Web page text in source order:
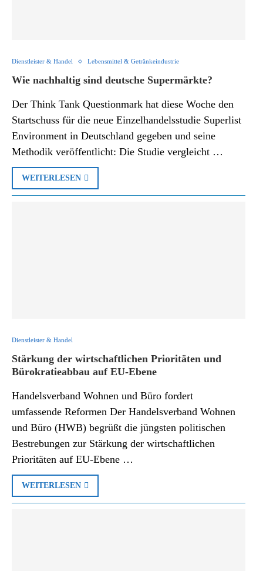
Dienstleister & Handel Lebensmittel & Getränkeindustrie
Wie nachhaltig sind deutsche Supermärkte?
Der Think Tank Questionmark hat diese Woche den
Startschuss für die neue Einzelhandelsstudie Superlist
Environment in Deutschland gegeben und seine
Methodik veröffentlicht: Die Studie vergleicht …
WEITERLESEN
Dienstleister & Handel
Stärkung der wirtschaftlichen Prioritäten und
Bürokratieabbau auf EU-Ebene
Handelsverband Wohnen und Büro fordert
umfassende Reformen Der Handelsverband Wohnen
und Büro (HWB) begrüßt die jüngsten politischen
Bestrebungen zur Stärkung der wirtschaftlichen
Prioritäten auf EU-Ebene …
WEITERLESEN